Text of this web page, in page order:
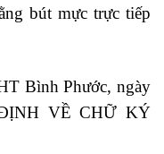
bút mực trực tiếp
Bình Phước, ngày
VỀ CHỮ KÝ